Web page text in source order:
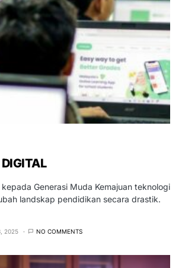
Generasi Muda Kemajuan teknologi
landskap pendidikan secara drastik.
2025 NO COMMENTS